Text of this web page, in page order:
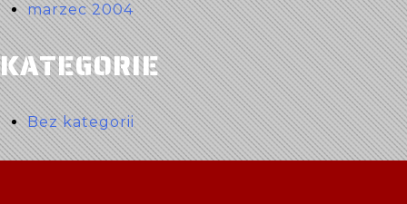
marzec 2004
KATEGORIE
Bez kategorii